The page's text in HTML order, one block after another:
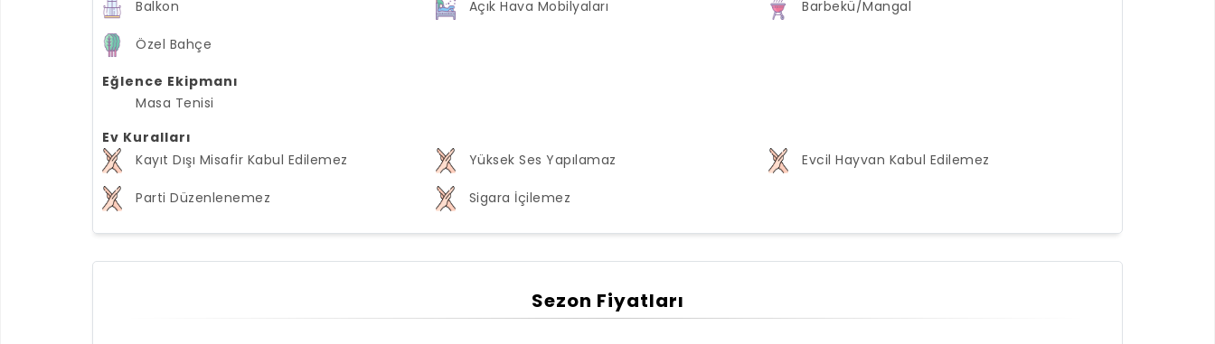
Balkon Açık Hava Mobilyaları Barbekü/Mangal
Özel Bahçe
Eğlence Ekipmanı
Masa Tenisi
Ev Kuralları
Kayıt Dışı Misafir Kabul Edilemez
Yüksek Ses Yapılamaz Evcil Hayvan Kabul Edilemez
Parti Düzenlenemez Sigara İçilemez
Sezon Fiyatları